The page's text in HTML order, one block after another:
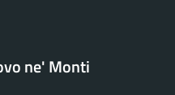
ne' Monti